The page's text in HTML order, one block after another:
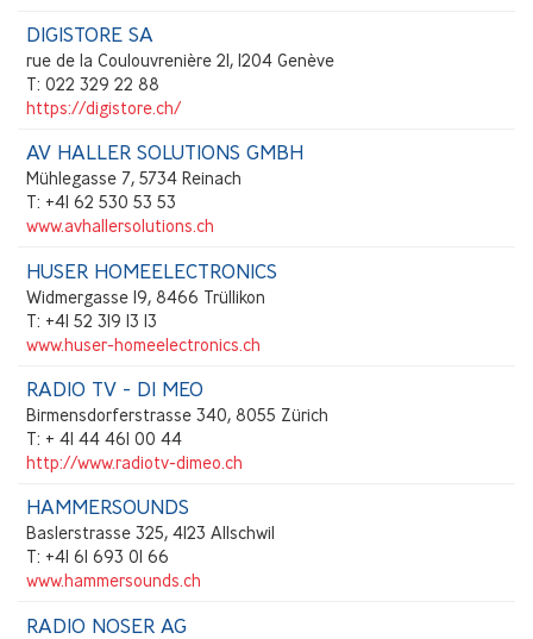
DIGISTORE SA
rue de la Coulouvrenière 21, 1204 Genève
T: 022 329 22 88
https://digistore.ch/
AV HALLER SOLUTIONS GMBH
Mühlegasse 7, 5734 Reinach
T: +41 62 530 53 53
www.avhallersolutions.ch
HUSER HOMEELECTRONICS
Widmergasse 19, 8466 Trüllikon
T: +41 52 319 13 13
www.huser-homeelectronics.ch
RADIO TV - DI MEO
Birmensdorferstrasse 340, 8055 Zürich
T: + 41 44 461 00 44
http://www.radiotv-dimeo.ch
HAMMERSOUNDS
Baslerstrasse 325, 4123 Allschwil
T: +41 61 693 01 66
www.hammersounds.ch
RADIO NOSER AG